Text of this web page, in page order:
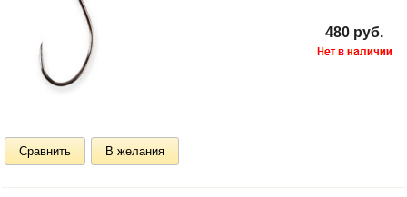
Сравнить В желания
480 руб.